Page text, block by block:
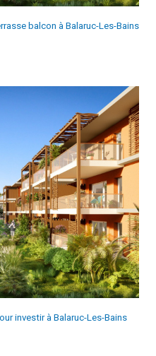
balcon à Balaruc-Les-Bains
bien
investir à Balaruc-Les-Bains